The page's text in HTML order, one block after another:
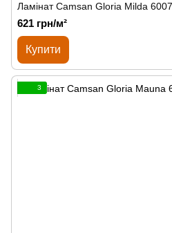
Ламінат Сamsan Gloria Milda 6007
621 грн/м²
Купити
3